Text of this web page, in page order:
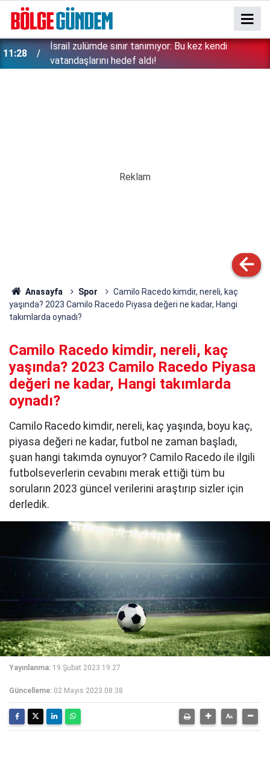
11:28
İsrail zulümde sınır tanımıyor: Bu kez kendi
vatandaşlarını hedef aldı!
Anasayfa Spor
Camilo Racedo kimdir, nereli, kaç
yaşında? 2023 Camilo Racedo Piyasa değeri ne kadar, Hangi
takımlarda oynadı?
Camilo Racedo kimdir, nereli, kaç
yaşında? 2023 Camilo Racedo Piyasa
değeri ne kadar, Hangi takımlarda
oynadı?
Camilo Racedo kimdir, nereli, kaç yaşında, boyu kaç,
piyasa değeri ne kadar, futbol ne zaman başladı,
şuan hangi takımda oynuyor? Camilo Racedo ile ilgili
futbolseverlerin cevabını merak ettiği tüm bu
soruların 2023 güncel verilerini araştırıp sizler için
derledik.
Yayınlanma: 19 Şubat 2023 19:27
Güncelleme: 02 Mayıs 2023 08:38